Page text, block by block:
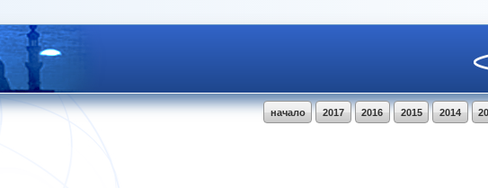
2014
2015
2016
2017
начало